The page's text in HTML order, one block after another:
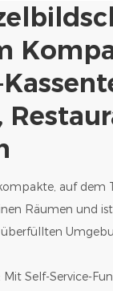
auf
Räumen und
Mit Self-Service-